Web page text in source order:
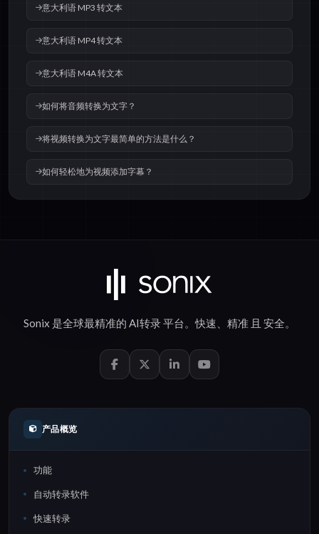
意大利语 MP3 转文本
意大利语 MP4 转文本
意大利语 M4A 转文本
如何将音频转换为文字？
将视频转换为文字最简单的方法是什么？
如何轻松地为视频添加字幕？
Sonix 是全球最精准的 AI转录平台。快速 精准 且 安全。
产品概览
功能
自动转录软件
快速转录